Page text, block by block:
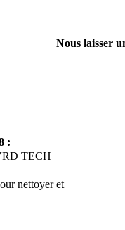
Nous laisser
:
TECH
nettoyer et